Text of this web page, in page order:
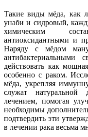
Такие виды мёда, как
унаби и сидровый,
химическим
антиоксидантными и
Наряду с мёдом
антибактериальными
действовать как
особенно с раком.
мёда, укрепляя
служат натуральной
лечением, помогая
необходимы
подтвердить эти
в лечении рака весьма